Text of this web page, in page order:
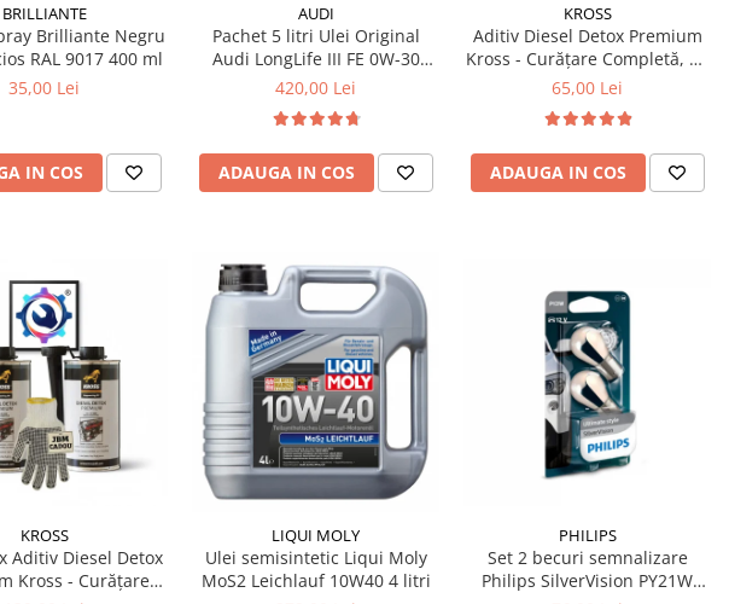
BRILLIANTE
Brilliante Negru
RAL 9017 400 ml
35,00 Lei
IN COS
AUDI
Pachet 5 litri Ulei Original
Audi LongLife III FE 0W-30
GS55545D2 – Aprobări VW420,00 Lei
ADAUGA IN COS
KROSS
Aditiv Diesel Detox Premium
Kross - Curățare Completă, +5
Puncte Cetanic & Protecție
65,00 Lei
ADAUGA IN COS
KROSS
Aditiv Diesel Detox
Kross - Curățare
LIQUI MOLY
Ulei semisintetic Liqui Moly
MoS2 Leichlauf 10W40 4 litri
PHILIPS
Set 2 becuri semnalizare
Philips SilverVision PY21W